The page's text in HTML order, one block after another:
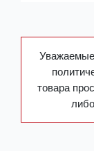
Уважаемые
товара